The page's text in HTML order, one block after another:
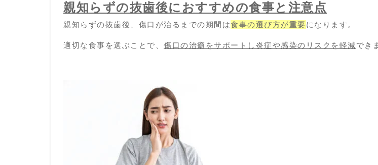
親知らずの抜歯後におすすめの食事と注意点
親知らずの抜歯後、傷口が治るまでの期間は食事の選び方が重要になります。
適切な食事を選ぶことで、 傷口の治癒をサポートし炎症や感染のリスクを軽減でき